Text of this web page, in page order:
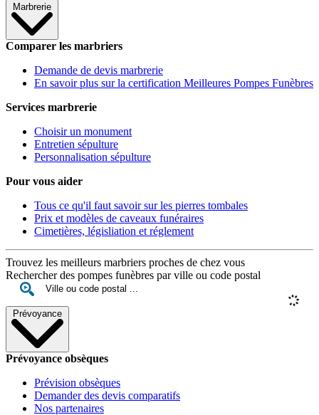
Marbrerie
Comparer les marbriers
Demande de devis marbrerie
En savoir plus sur la certification Meilleures Pompes Funèbres
Services marbrerie
Choisir un monument
Entretien sépulture
Personnalisation sépulture
Pour vous aider
Tous ce qu'il faut savoir sur les pierres tombales
Prix et modèles de caveaux funéraires
Cimetières, législiation et réglement
Trouvez les meilleurs marbriers proches de chez vous
Rechercher des pompes funèbres par ville ou code postal
Prévoyance
Prévoyance obsèques
Prévision obsèques
Demander des devis comparatifs
Nos partenaires